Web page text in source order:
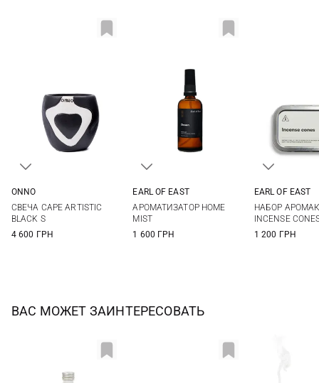
ONNO
СВЕЧА CAPE ARTISTIC
BLACK S
4 600 ГРН
EARL OF EAST
АРОМАТИЗАТОР HOME
MIST
1 600 ГРН
EARL OF EAST
НАБОР
INCENSE
1 200 ГРН
ВАС МОЖЕТ ЗАИНТЕРЕСОВАТЬ